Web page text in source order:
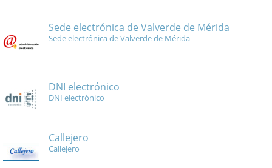
Sede electrónica de Valverde de Mérida
Sede electrónica de Valverde de Mérida
DNI electrónico
DNI electrónico
Callejero
Callejero